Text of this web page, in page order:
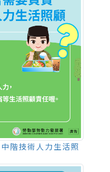
階技術人力生活照